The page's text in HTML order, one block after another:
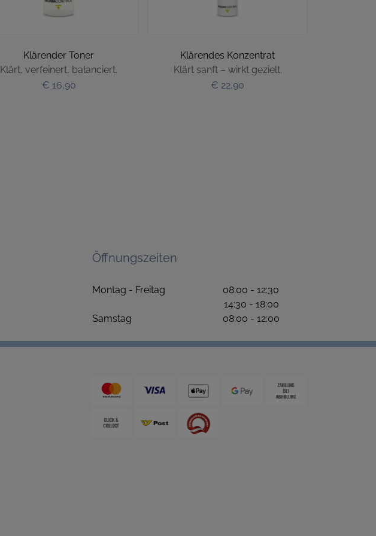
Klärender Toner
Klärt, verfeinert, balanciert.
€ 16,90
Klärendes Konzentrat
Klärt sanft – wirkt gezielt.
€ 22,90
Öffnungszeiten
Montag - Freitag 08:00 - 12:30
14:30 - 18:00
Samstag 08:00 - 12:00